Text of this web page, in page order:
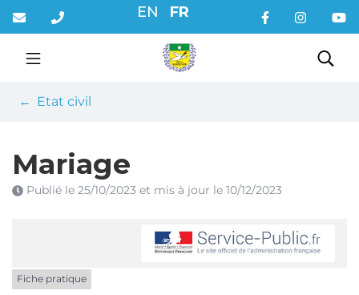
Aller
au
contenu
EN FR
Etat civil
Mariage
Publié le 25/10/2023 et mis à jour le 10/12/2023
Fiche pratique